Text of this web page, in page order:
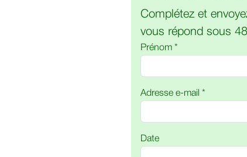
Complétez et
vous répond sous
Prénom *
Adresse e-mail *
Date